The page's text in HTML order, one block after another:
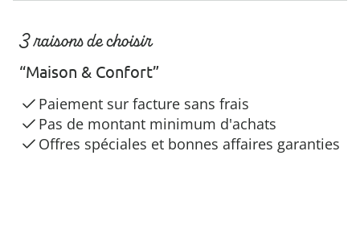
3 raisons de choisir
“Maison & Confort”
Paiement sur facture sans frais
Pas de montant minimum d'achats
Offres spéciales et bonnes affaires garanties